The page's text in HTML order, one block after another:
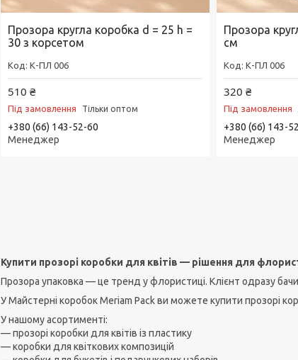
Прозора кругла коробка d = 25 h =
30 з корсетом
К-ПЛ 006
510 ₴
Під замовлення Тільки оптом
+380 (66) 143-52-60
Менеджер
Прозора
см
К-ПЛ 006
320 ₴
Під замовлення
+380 (66) 143-
Менеджер
Купити прозорі коробки для квітів — рішення для
Прозора упаковка — це тренд у флористиці. Клієнт одразу
У Майстерні коробок Meriam Pack ви можете купити прозорі
У нашому асортименті:
— прозорі коробки для квітів із пластику
— коробки для квіткових композицій